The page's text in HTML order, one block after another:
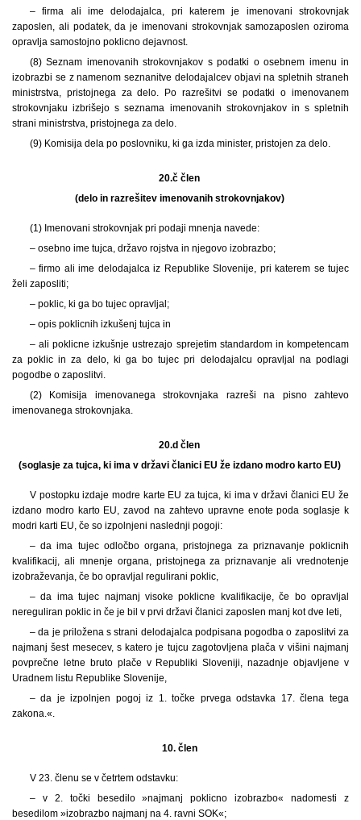
– firma ali ime delodajalca, pri katerem je imenovani strokovnjak
zaposlen, ali podatek, da je imenovani strokovnjak samozaposlen oziroma
opravlja samostojno poklicno dejavnost.
(8) Seznam imenovanih strokovnjakov s podatki o osebnem imenu in
izobrazbi se z namenom seznanitve delodajalcev objavi na spletnih straneh
ministrstva, pristojnega za delo. Po razrešitvi se podatki o imenovanem
strokovnjaku izbrišejo s seznama imenovanih strokovnjakov in s spletnih
strani ministrstva, pristojnega za delo.
(9) Komisija dela po poslovniku, ki ga izda minister, pristojen za delo.
20.č člen
(delo in razrešitev imenovanih strokovnjakov)
(1) Imenovani strokovnjak pri podaji mnenja navede:
– osebno ime tujca, državo rojstva in njegovo izobrazbo;
– firmo ali ime delodajalca iz Republike Slovenije, pri katerem se tujec
želi zaposliti;
– poklic, ki ga bo tujec opravljal;
– opis poklicnih izkušenj tujca in
– ali poklicne izkušnje ustrezajo sprejetim standardom in kompetencam
za poklic in za delo, ki ga bo tujec pri delodajalcu opravljal na podlagi
pogodbe o zaposlitvi.
(2) Komisija imenovanega strokovnjaka razreši na pisno zahtevo
imenovanega strokovnjaka.
20.d člen
(soglasje za tujca, ki ima v državi članici EU že izdano modro karto EU)
V postopku izdaje modre karte EU za tujca, ki ima v državi članici EU že
izdano modro karto EU, zavod na zahtevo upravne enote poda soglasje k
modri karti EU, če so izpolnjeni naslednji pogoji:
– da ima tujec odločbo organa, pristojnega za priznavanje poklicnih
kvalifikacij, ali mnenje organa, pristojnega za priznavanje ali vrednotenje
izobraževanja, če bo opravljal regulirani poklic,
– da ima tujec najmanj visoke poklicne kvalifikacije, če bo opravljal
nereguliran poklic in če je bil v prvi državi članici zaposlen manj kot dve leti,
– da je priložena s strani delodajalca podpisana pogodba o zaposlitvi za
najmanj šest mesecev, s katero je tujcu zagotovljena plača v višini najmanj
povprečne letne bruto plače v Republiki Sloveniji, nazadnje objavljene v
Uradnem listu Republike Slovenije,
– da je izpolnjen pogoj iz 1. točke prvega odstavka 17. člena tega
zakona.«.
10. člen
V 23. členu se v četrtem odstavku:
– v 2. točki besedilo »najmanj poklicno izobrazbo« nadomesti z
besedilom »izobrazbo najmanj na 4. ravni SOK«;